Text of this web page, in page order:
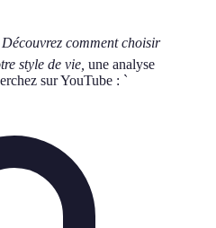
Découvrez comment choisir
style de vie, une analyse
sur YouTube : `